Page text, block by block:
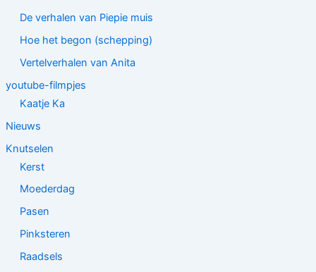
De verhalen van Piepie muis
Hoe het begon (schepping)
Vertelverhalen van Anita
youtube-filmpjes
Kaatje Ka
Nieuws
Knutselen
Kerst
Moederdag
Pasen
Pinksteren
Raadsels